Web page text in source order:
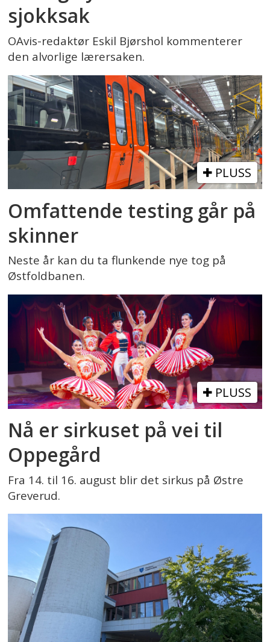
sjokksak
OAvis-redaktør Eskil Bjørshol kommenterer
den alvorlige lærersaken.
PLUSS
Omfattende testing går på
skinner
Neste år kan du ta flunkende nye tog på
Østfoldbanen.
PLUSS
Nå er sirkuset på vei til
Oppegård
Fra 14. til 16. august blir det sirkus på Østre
Greverud.